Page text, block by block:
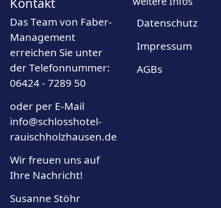
Das Team von Faber-
Management
erreichen Sie unter
der Telefonnummer:
06424 - 7289 50
oder per E-Mail
info@schlosshotel-
rauischholzhausen.de
Wir freuen uns auf
Ihre Nachricht!
Susanne Stöhr
Datenschutz
Impressum
AGBs